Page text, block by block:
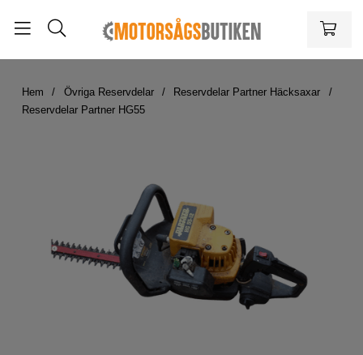
Hem Övriga Reservdelar
Reservdelar Partner Häcksaxar
Reservdelar Partner HG55